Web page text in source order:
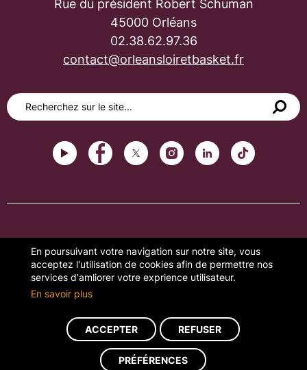
En poursuivant votre navigation sur notre site, vous
acceptez l'utilisation de cookies afin de permettre nos
services d'amliorer votre exprience utilisateur.
En savoir plus
ACCEPTER REFUSER
PRÉFÉRENCES
Rue du président Robert Schuman
45000 Orléans
02.38.62.97.36
contact@orleansloiretbasket.fr
PLAN DU SITE
FAQ
MENTIONS LÉGALES
GESTION DES COOKIES
Réalisation du site : ads-COM